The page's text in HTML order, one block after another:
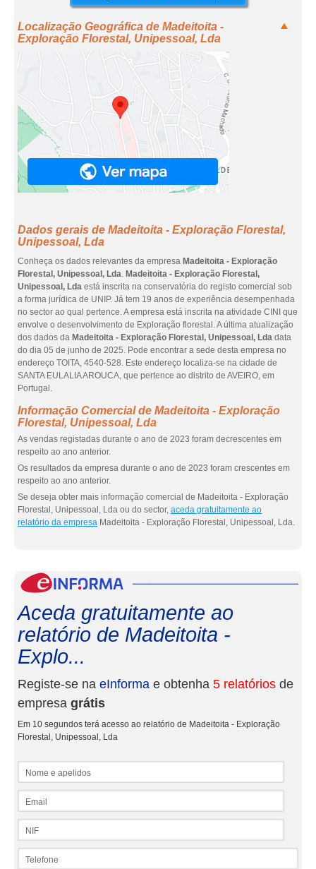
Localização Geográfica de Madeitoita -
Exploração Florestal, Unipessoal, Lda
Dados gerais de Madeitoita - Exploração Florestal,
Unipessoal, Lda
Conheça os dados relevantes da empresa Madeitoita - Exploração
Florestal, Unipessoal, Lda. Madeitoita - Exploração Florestal,
Unipessoal, Lda está inscrita na conservatória do registo comercial sob
a forma jurídica de UNIP. Já tem 19 anos de experiência desempenhada
no sector ao qual pertence. A empresa está inscrita na atividade CINI que
envolve o desenvolvimento de Exploração florestal. A última atualização
dos dados da Madeitoita - Exploração Florestal, Unipessoal, Lda data
do dia 05 de junho de 2025. Pode encontrar a sede desta empresa no
endereço TOITA, 4540-528. Este endereço localiza-se na cidade de
SANTA EULALIA AROUCA, que pertence ao distrito de AVEIRO, em
Portugal.
Informação Comercial de Madeitoita - Exploração
Florestal, Unipessoal, Lda
As vendas registadas durante o ano de 2023 foram decrescentes em
respeito ao ano anterior.
Os resultados da empresa durante o ano de 2023 foram crescentes em
respeito ao ano anterior.
Se deseja obter mais informação comercial de Madeitoita - Exploração
Florestal, Unipessoal, Lda ou do sector, aceda gratuitamente ao
relatório da empresa Madeitoita - Exploração Florestal, Unipessoal, Lda.
Aceda gratuitamente ao
relatório de Madeitoita -
Explo...
Registe-se na eInforma e obtenha 5 relatórios de
empresa grátis
Em 10 segundos terá acesso ao relatório de Madeitoita - Exploração
Florestal, Unipessoal, Lda